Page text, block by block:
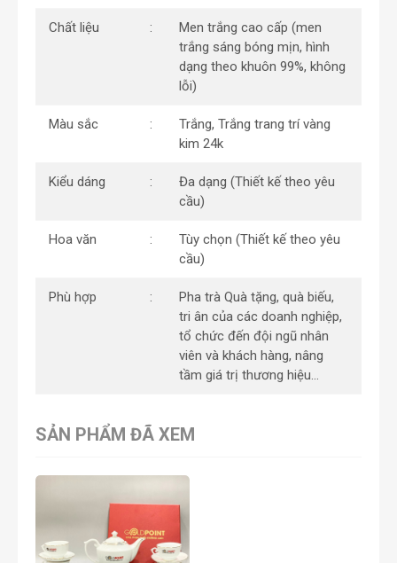
Chất liệu
Men trắng cao cấp (men
trắng sáng bóng mịn, hình
dạng theo khuôn 99%, không
lỗi)
Màu sắc
Trắng, Trắng trang trí vàng
kim 24k
Kiểu dáng
Đa dạng (Thiết kế theo yêu
cầu)
Hoa văn
Tùy chọn (Thiết kế theo yêu
cầu)
Phù hợp
Pha trà Quà tặng, quà biếu,
tri ân của các doanh nghiệp,
tổ chức đến đội ngũ nhân
viên và khách hàng, nâng
tầm giá trị thương hiệu…
SẢN PHẨM ĐÃ XEM